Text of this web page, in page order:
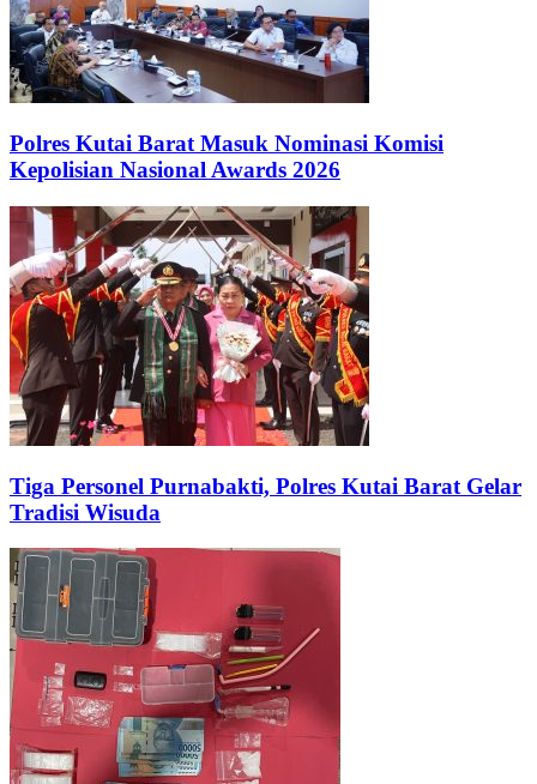
Polres Kutai Barat Masuk Nominasi Komisi
Kepolisian Nasional Awards 2026
Tiga Personel Purnabakti, Polres Kutai Barat Gelar
Tradisi Wisuda